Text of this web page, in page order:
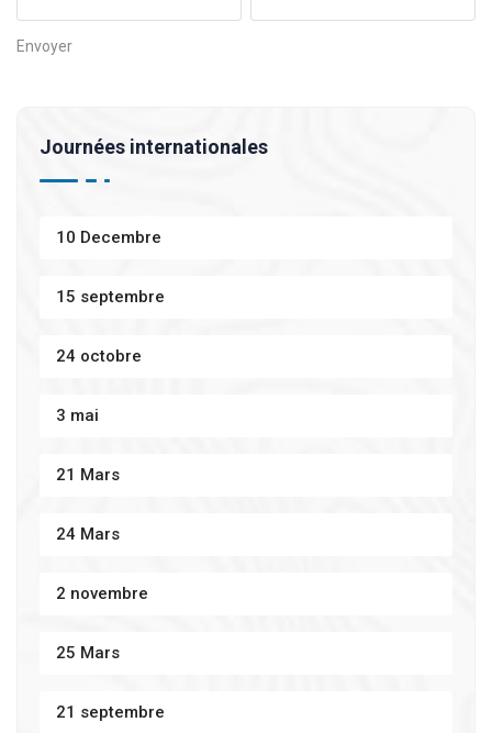
Journées internationales
10 Decembre
15 septembre
24 octobre
3 mai
21 Mars
24 Mars
2 novembre
25 Mars
21 septembre